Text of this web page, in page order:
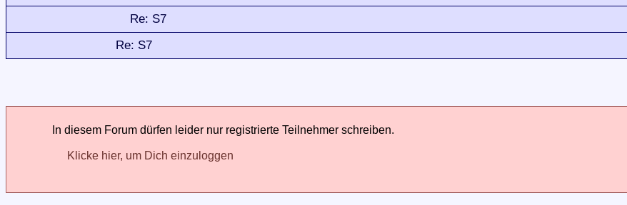
Re: S7
Re: S7
In diesem Forum dürfen leider nur registrierte Teilnehmer schreiben.
Klicke hier, um Dich einzuloggen